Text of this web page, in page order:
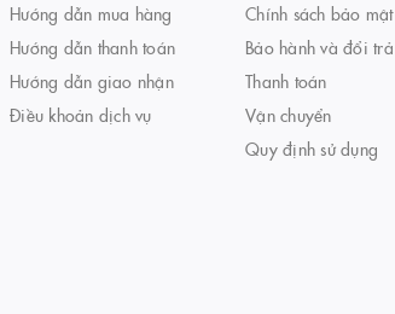
Hướng dẫn mua hàng
Hướng dẫn thanh toán
Hướng dẫn giao nhận
Điều khoản dịch vụ
Chính sách bảo mật
Bảo hành và đổi trả
Thanh toán
Vận chuyển
Quy định sử dụng